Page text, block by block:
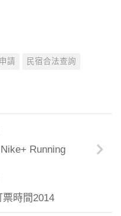
請 民宿合法查詢
Running
時間2014